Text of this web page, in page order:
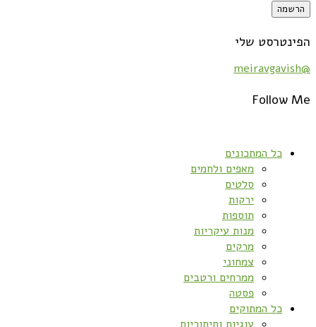
הפינטרסט שלי
@meiravgavish
Follow Me
כל המתכונים
מאפים ולחמים
סלטים
ירקות
תוספות
מנות עיקריות
מרקים
צמחוני
ממרחים ורטבים
פסטה
כל המתוקים